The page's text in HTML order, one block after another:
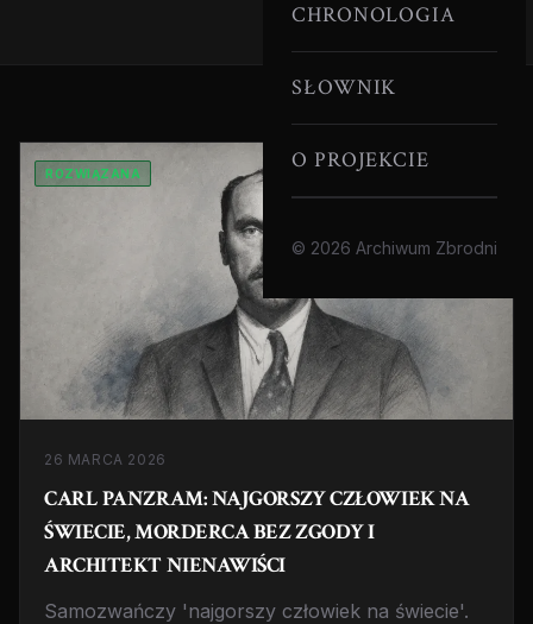
CHRONOLOGIA
SŁOWNIK
O PROJEKCIE
© 2026 Archiwum Zbrodni
ROZWIĄZANA SERYJNI MORDERCY
26 MARCA 2026
CARL PANZRAM: NAJGORSZY CZŁOWIEK NA
ŚWIECIE, MORDERCA BEZ ZGODY I
ARCHITEKT NIENAWIŚCI
Samozwańczy 'najgorszy człowiek na świecie'.